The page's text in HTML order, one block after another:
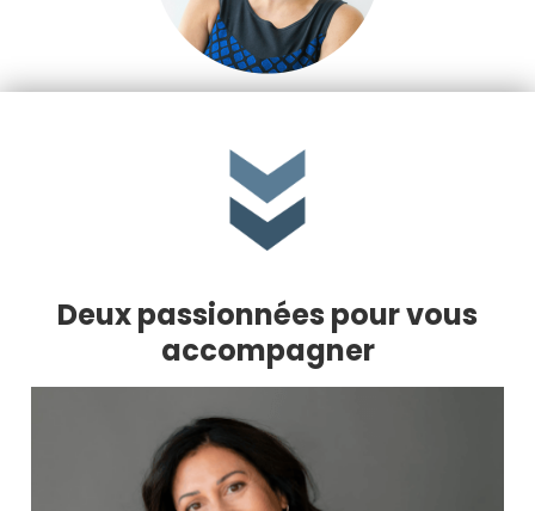
Deux passionnées pour vous
accompagner